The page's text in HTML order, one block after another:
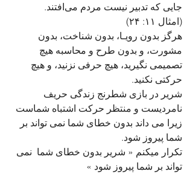
جایی که تدبیر نیست مردم می‌افتند.
(امثال ۱۱: ۲۴)
هرگز بدون رویـا، بدون شناخت، بدون
مشورت، و بدون طرح و محاسبه هیچ
تصمیمی نگیرید، هیچ حرفی نزنید، و هیچ
حرکتی نکنید.
شریر در بازی شطرنج زندگی حریف
نامردیست و منتظر حرکت اشتباه شماست
زیرا می داند بدون خطای شما نمی تواند بر
شما پیروز شود.
تکرار میکنم « شریر بدون خطای شما  نمی
تواند بر شما پیروز شود »